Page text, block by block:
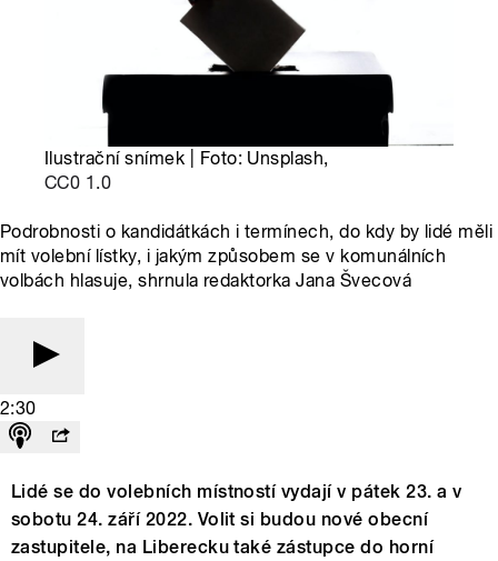
Ilustrační snímek | Foto: Unsplash,
CC0 1.0
Podrobnosti o kandidátkách i termínech, do kdy by lidé měli
mít volební lístky, i jakým způsobem se v komunálních
volbách hlasuje, shrnula redaktorka Jana Švecová
2:30
Lidé se do volebních místností vydají v pátek 23. a v
sobotu 24. září 2022. Volit si budou nové obecní
zastupitele, na Liberecku také zástupce do horní